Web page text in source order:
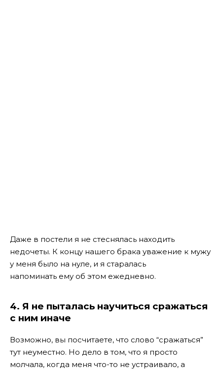
Даже в постели я не стеснялась находить
недочеты. К концу нашего брака уважение к мужу
у меня было на нуле, и я старалась
напоминать ему об этом ежедневно.
4. Я не пыталась научиться сражаться
с ним иначе
Возможно, вы посчитаете, что слово “сражаться”
тут неуместно. Но дело в том, что я просто
молчала, когда меня что-то не устраивало, а